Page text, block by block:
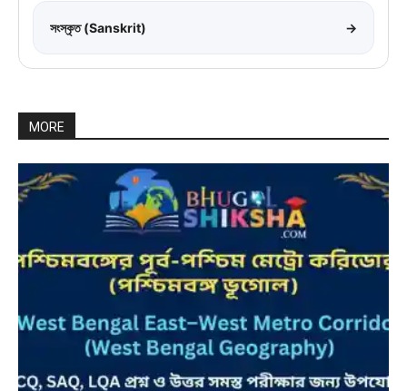
সংস্কৃত (Sanskrit) →
MORE